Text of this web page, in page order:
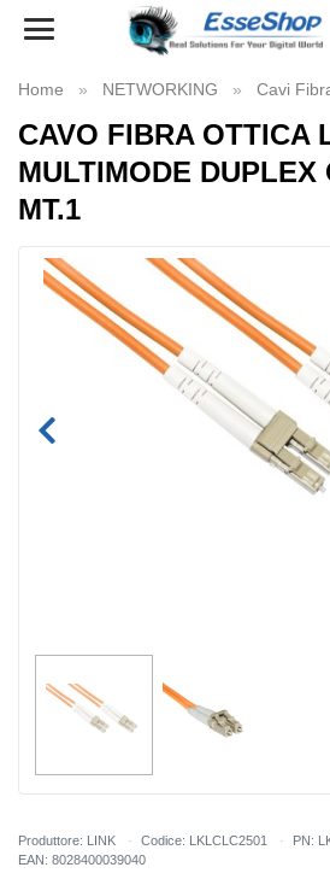
Toggle
Home NETWORKING Cavi
CAVO FIBRA OTTICA
MULTIMODE DUPLEX
MT.1
Produttore: LINK Codice: LKLCLC2501
PN:
EAN: 8028400039040